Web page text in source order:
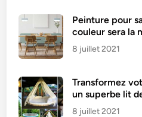
Peinture pour
couleur sera la
8 juillet 2021
Transformez
un superbe lit
8 juillet 2021